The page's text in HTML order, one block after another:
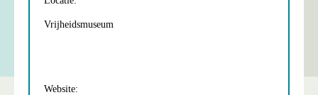
Vrijheidsmuseum
Website: